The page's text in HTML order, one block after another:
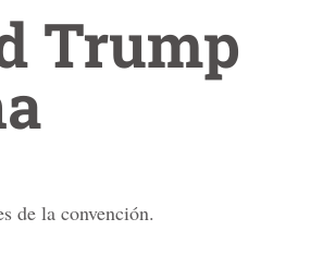
Trump
de la convención.